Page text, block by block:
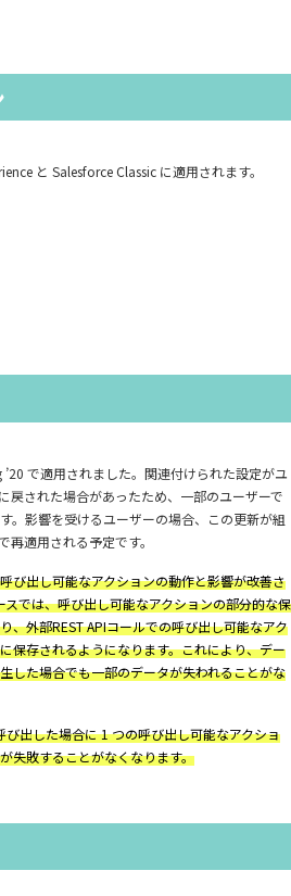
と Salesforce Classic に適用されます。
で適用されました。関連付けられた設定がユ
戻された場合があったため、一部のユーザーで
。影響を受けるユーザーの場合、この更新が組
再適用される予定です。
び出し可能なアクションの動作と影響が改善さ
スでは、呼び出し可能なアクションの部分的な保
、外部REST APIコールでの呼び出し可能なアク
保存されるようになります。これにより、デー
した場合でも一部のデータが失われることがな
出した場合に 1 つの呼び出し可能なアクショ
失敗することがなくなります。